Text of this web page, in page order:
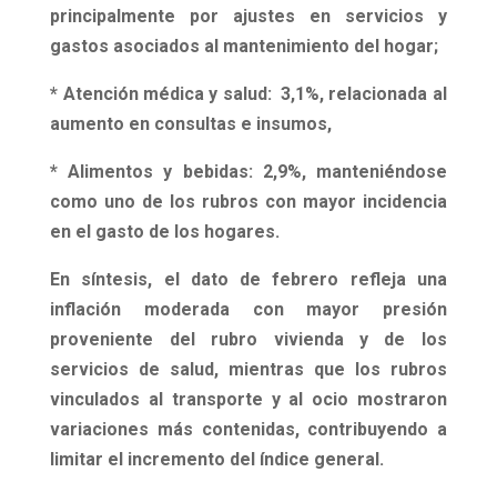
principalmente por ajustes en servicios y
gastos asociados al mantenimiento del hogar;
* Atención médica y salud: 3,1%, relacionada al
aumento en consultas e insumos,
* Alimentos y bebidas: 2,9%,manteniéndose
como uno de los rubros con mayor incidencia
en el gasto de los hogares.
En síntesis, el dato de febrero refleja una
inflación moderada con mayor presión
proveniente del rubro vivienda y de los
servicios de salud, mientras que los rubros
vinculados al transporte y al ocio mostraron
variaciones más contenidas, contribuyendo a
limitar el incremento del índice general.